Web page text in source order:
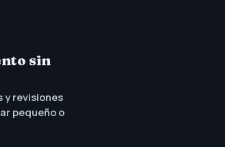
sin
y revisiones
pequeño o